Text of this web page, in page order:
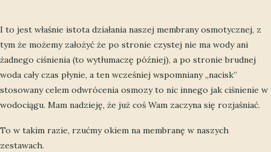
I to jest właśnie istota działania naszej membrany osmotycznej, z
tym że możemy założyć że po stronie czystej nie ma wody ani
żadnego ciśnienia (to wytłumaczę później), a po stronie brudnej
woda cały czas płynie, a ten wcześniej wspomniany „nacisk”
stosowany celem odwrócenia osmozy to nic innego jak ciśnienie w
wodociągu. Mam nadzieję, że już coś Wam zaczyna się rozjaśniać.
To w takim razie, rzućmy okiem na membranę w naszych
zestawach.